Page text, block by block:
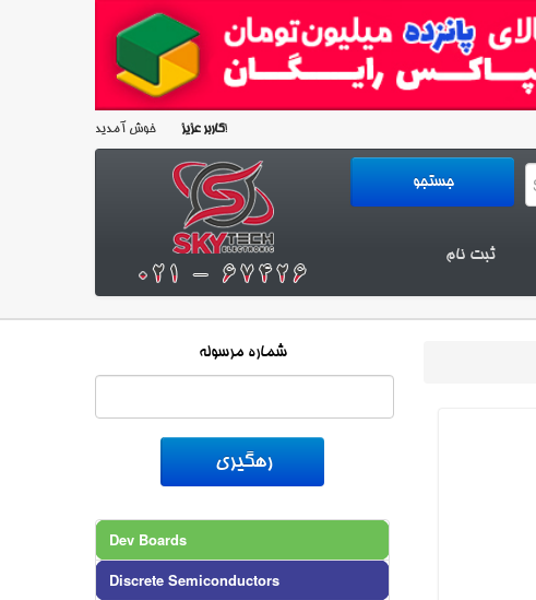
کاربر عزیزخوش آمدید!
ثبت نام
شماره مرسوله
Dev Boards
Discrete Semiconductors